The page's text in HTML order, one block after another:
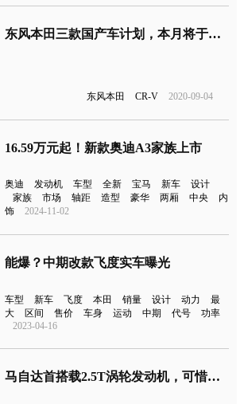
东风本田三款国产车计划，本月将于北京车展首发
东风本田 CR-V 2020-09-04
16.59万元起！新款奥迪A3家族上市
奥迪 发动机 车型 全新 宝马 新车
设计
家族
市场 轴距 造型 豪华 两厢 中央
内
饰
2024-11-02
能爆？中期改款飞度实车曝光
车型 新车 飞度 本田 销量 设计 动力
最
大
区间 售价 车身 运动 中期 代号
功率
2023-04-16
马自达首搭载2.5T涡轮发动机，可惜无缘中国市场